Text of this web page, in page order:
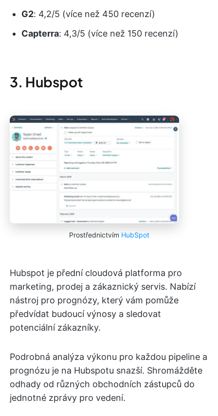
G2: 4,2/5 (více než 450 recenzí)
Capterra: 4,3/5 (více než 150 recenzí)
3. Hubspot
Prostřednictvím HubSpot
Hubspot je přední cloudová platforma pro
marketing, prodej a zákaznický servis. Nabízí
nástroj pro prognózy, který vám pomůže
předvídat budoucí výnosy a sledovat
potenciální zákazníky.
Podrobná analýza výkonu pro každou pipeline a
prognózu je na Hubspotu snazší. Shromážděte
odhady od různých obchodních zástupců do
jednotné zprávy pro vedení.